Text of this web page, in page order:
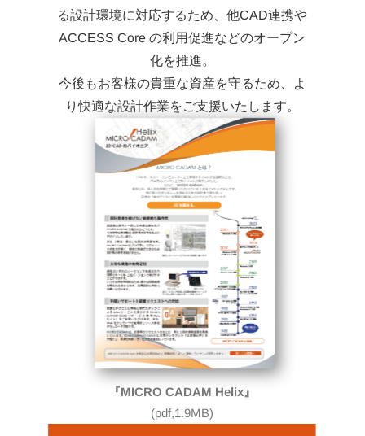
る設計環境に対応するため、他CAD連携や
ACCESS Core の利用促進などのオープン
化を推進。
今後もお客様の貴重な資産を守るため、よ
り快適な設計作業をご支援いたします。
『MICRO CADAM Helix』
(pdf,1.9MB)